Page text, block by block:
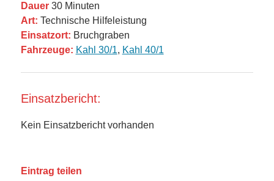
Dauer30 Minuten
Art: Technische Hilfeleistung
Einsatzort: Bruchgraben
Fahrzeuge: Kahl 30/1, Kahl 40/1
Einsatzbericht:
Kein Einsatzbericht vorhanden
Eintrag teilen